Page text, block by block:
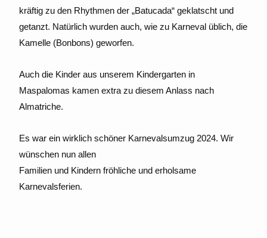
kräftig zu den Rhythmen der „Batucada“ geklatscht und
getanzt. Natürlich wurden auch, wie zu Karneval üblich, die
Kamelle (Bonbons) geworfen.
Auch die Kinder aus unserem Kindergarten in
Maspalomas kamen extra zu diesem Anlass nach
Almatriche.
Es war ein wirklich schöner Karnevalsumzug 2024. Wir
wünschen nun allen
Familien und Kindern fröhliche und erholsame
Karnevalsferien.